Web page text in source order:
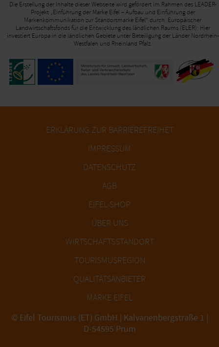
Die Erstellung der Inhalte dieser Webseite wird gefördert im Rahmen des LEADER-
Projekt „Einführung der Marke Eifel – Aufbau und Einführung der
Markenkommunikation zur Standortmarke Eifel“ durch: Europäischer
Landwirtschaftsfonds für die Entwicklung des ländlichen Raums (ELER): Hier
investiert Europa in die ländlichen Gebiete unter Beteiligung der Länder Nordrhein-
Westfalen und Rheinland Pfalz.
ERKLÄRUNG ZUR BARRIEREFREIHET
IMPRESSUM
DATENSCHUTZ
AGB
EIFEL-SHOP
ÜBER UNS
WIRTSCHAFTSSTANDORT
TOURISMUSREGION
QUALITÄTSANBIETER
MARKE EIFEL
© Eifel Tourismus (ET) GmbH | Kalvarienbergstraße 1 |
D-54595 Prüm